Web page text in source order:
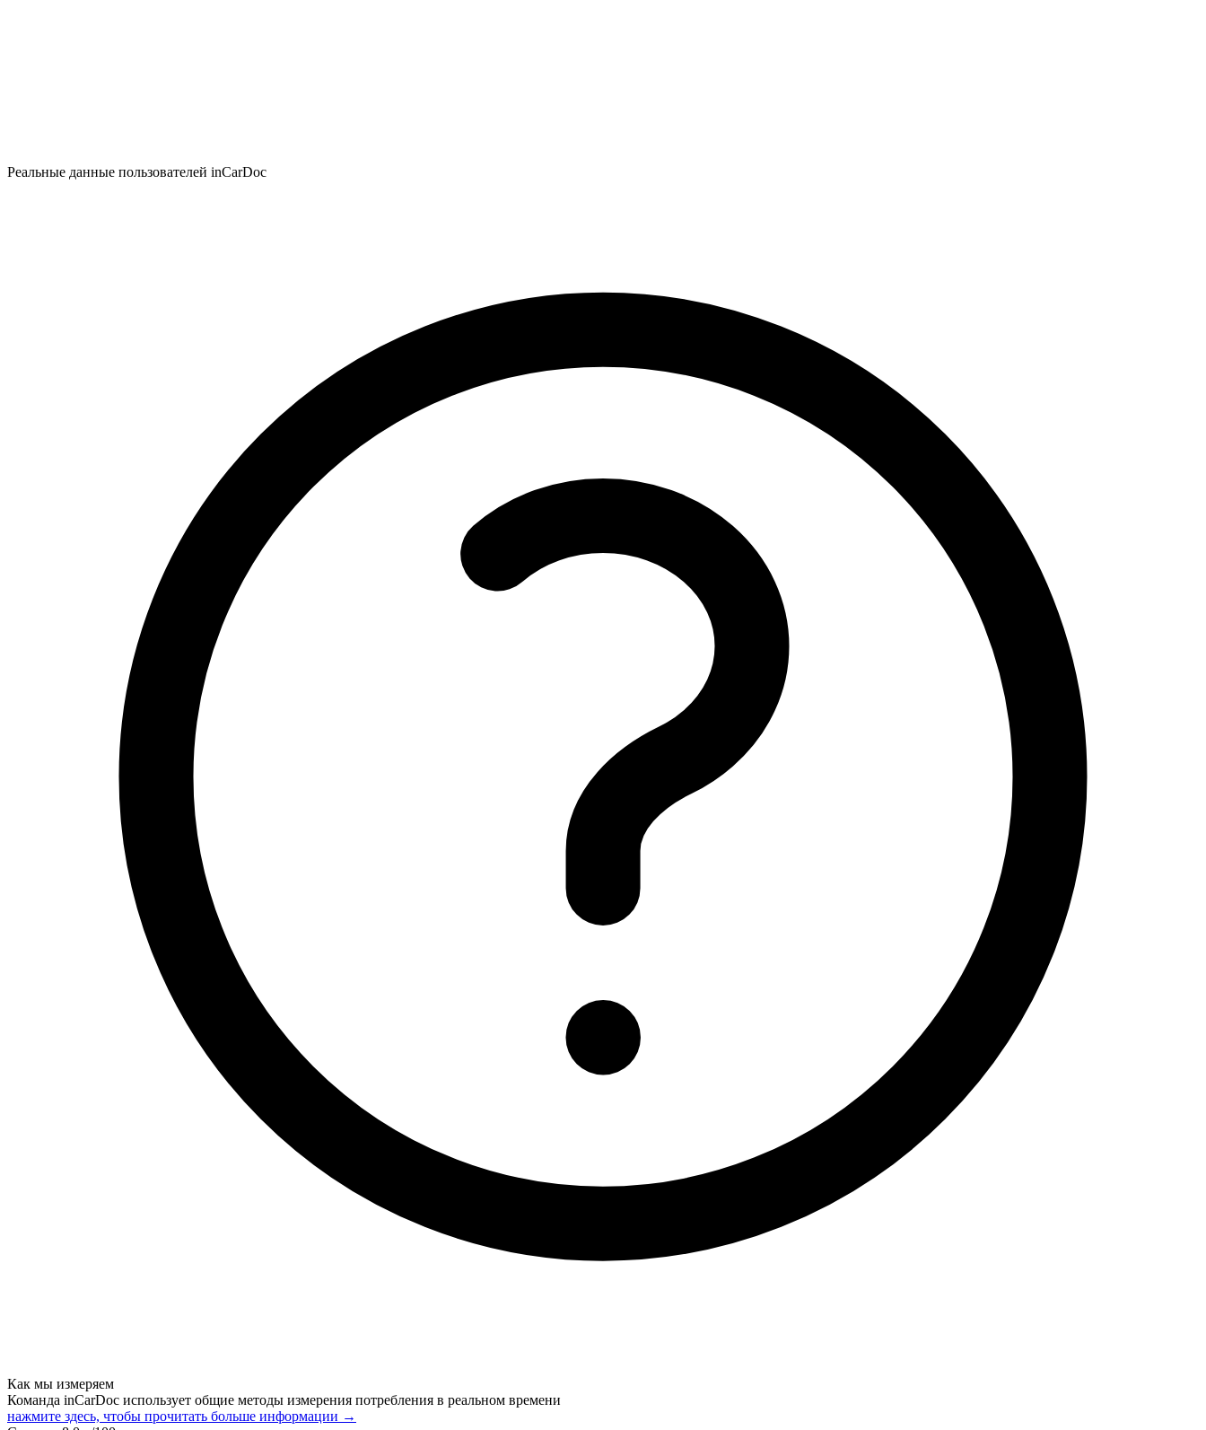
Реальные данные пользователей inCarDoc
Как мы измеряем
Команда inCarDoc использует общие методы измерения потребления в реальном времени
нажмите здесь, чтобы прочитать больше информации →